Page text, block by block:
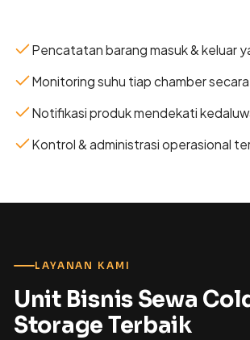
Pencatatan barang masuk & keluar
Monitoring suhu tiap chamber
Notifikasi produk mendekati
Kontrol & administrasi operasional
LAYANAN KAMI
Unit Bisnis Sewa
Storage Terbaik